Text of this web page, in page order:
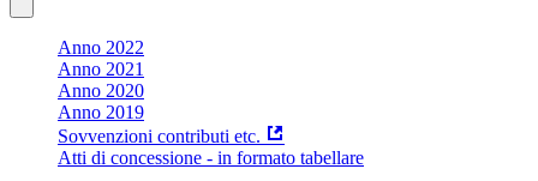
Anno 2022
Anno 2021
Anno 2020
Anno 2019
Sovvenzioni contributi etc.
Atti di concessione - in formato tabellare